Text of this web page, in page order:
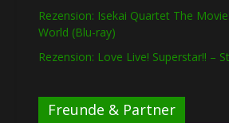
Rezension: Isekai Quartet The
World (Blu-ray)
Rezension: Love Live! Superstar!! –
Freunde & Partner